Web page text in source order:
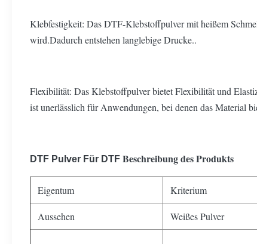
Klebfestigkeit: Das DTF-Klebstoffpulver mit heißem
wird.Dadurch entstehen langlebige Drucke..
Flexibilität: Das Klebstoffpulver bietet Flexibilität und
ist unerlässlich für Anwendungen, bei denen das Material
DTF Pulver Für DTF Beschreibung des Produkts
Eigentum Kriterium
Aussehen Weißes Pulver